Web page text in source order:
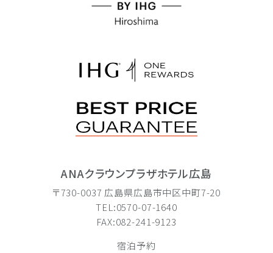
ANAクラウンプラザホテル広島
〒730-0037 広島県広島市中区中町7-20
TEL:0570-07-1640
FAX:082-241-9123
宿泊予約